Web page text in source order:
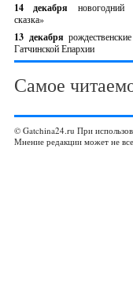
14 декабря новогодний
сказка»
13 декабря
Гатчинской Епархии
Самое
© Gatchina24.ru При
Мнение редакции может не